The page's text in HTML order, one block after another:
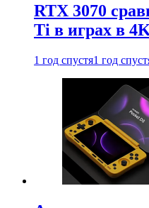
RTX 3070
Ti в играх в
1 год спустя1 год